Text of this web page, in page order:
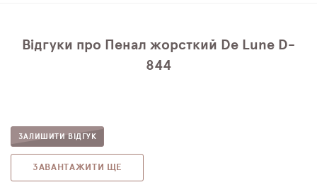
Відгуки про Пенал жорсткий De Lune D-
844
ЗАЛИШИТИ ВІДГУК
ЗАВАНТАЖИТИ ЩЕ